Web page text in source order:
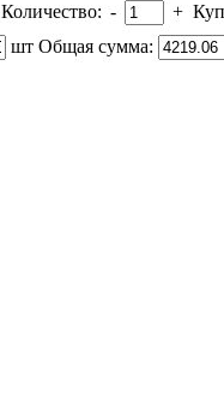
Количество: - +
шт Общая сумма: